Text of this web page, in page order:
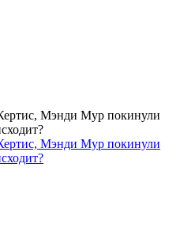
Мэнди Мур покинули
Мэнди Мур покинули